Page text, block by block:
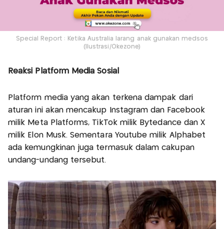
Special Report : Ketika Australia larang anak gunakan medsos
(Ilustrasi/Okezone)
Reaksi Platform Media Sosial
Platform media yang akan terkena dampak dari
aturan ini akan mencakup Instagram dan Facebook
milik Meta Platforms, TikTok milik Bytedance dan X
milik Elon Musk. Sementara Youtube milik Alphabet
ada kemungkinan juga termasuk dalam cakupan
undang-undang tersebut.